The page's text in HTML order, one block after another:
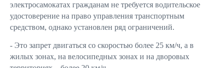
электросамокатах гражданам не требуется водительское
удостоверение на право управления транспортным
средством, однако установлен ряд ограничений.
- Это запрет двигаться со скоростью более 25 км/ч, а в
жилых зонах, на велосипедных зонах и на дворовых